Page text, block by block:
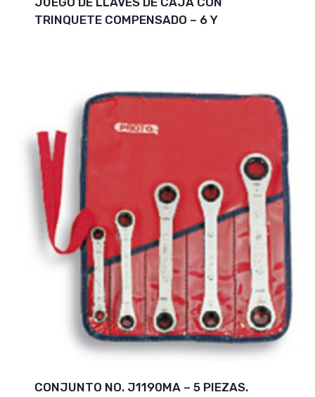
TRINQUETE COMPENSADO – 6 Y
CONJUNTO NO. J1190MA – 5 PIEZAS.